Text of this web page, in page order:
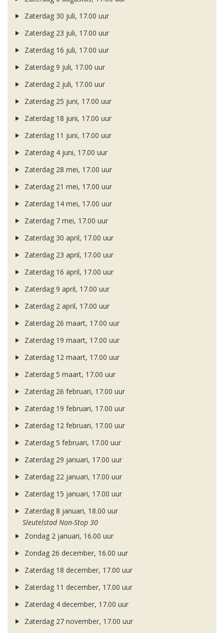
Zaterdag 30 juli, 17.00 uur
Zaterdag 23 juli, 17.00 uur
Zaterdag 16 juli, 17.00 uur
Zaterdag 9 juli, 17.00 uur
Zaterdag 2 juli, 17.00 uur
Zaterdag 25 juni, 17.00 uur
Zaterdag 18 juni, 17.00 uur
Zaterdag 11 juni, 17.00 uur
Zaterdag 4 juni, 17.00 uur
Zaterdag 28 mei, 17.00 uur
Zaterdag 21 mei, 17.00 uur
Zaterdag 14 mei, 17.00 uur
Zaterdag 7 mei, 17.00 uur
Zaterdag 30 april, 17.00 uur
Zaterdag 23 april, 17.00 uur
Zaterdag 16 april, 17.00 uur
Zaterdag 9 april, 17.00 uur
Zaterdag 2 april, 17.00 uur
Zaterdag 26 maart, 17.00 uur
Zaterdag 19 maart, 17.00 uur
Zaterdag 12 maart, 17.00 uur
Zaterdag 5 maart, 17.00 uur
Zaterdag 26 februari, 17.00 uur
Zaterdag 19 februari, 17.00 uur
Zaterdag 12 februari, 17.00 uur
Zaterdag 5 februari, 17.00 uur
Zaterdag 29 januari, 17.00 uur
Zaterdag 22 januari, 17.00 uur
Zaterdag 15 januari, 17.00 uur
Zaterdag 8 januari, 18.00 uur
Sleutelstad Non-Stop 30
Zondag 2 januari, 16.00 uur
Zondag 26 december, 16.00 uur
Zaterdag 18 december, 17.00 uur
Zaterdag 11 december, 17.00 uur
Zaterdag 4 december, 17.00 uur
Zaterdag 27 november, 17.00 uur